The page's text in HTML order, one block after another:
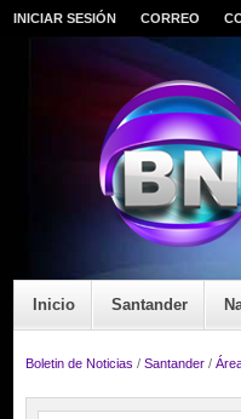
INICIAR SESIÓN CORREO
Inicio Santander
Boletin de Noticias / Santander /